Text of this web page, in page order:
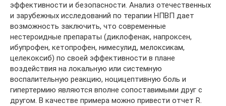
эффективности и безопасности. Анализ отечественных
и зарубежных исследований по терапии НПВП дает
возможность заключить, что современные
нестероидные препараты (диклофенак, напроксен,
ибупрофен, кетопрофен, нимесулид, мелоксикам,
целекоксиб) по своей эффективности в плане
воздействия на локальную или системную
воспалительную реакцию, ноцицептивную боль и
гипертермию являются вполне сопоставимыми друг с
другом. В качестве примера можно привести отчет R.